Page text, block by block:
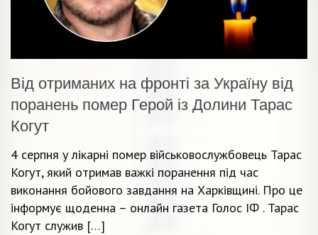
Від отриманих на фронті за Україну від
поранень помер Герой із Долини Тарас
Когут
4 серпня у лікарні помер військовослужбовець Тарас
Когут, який отримав важкі поранення під час
виконання бойового завдання на Харківщині. Про це
інформує щоденна – онлайн газета Голос ІФ . Тарас
Когут служив […]